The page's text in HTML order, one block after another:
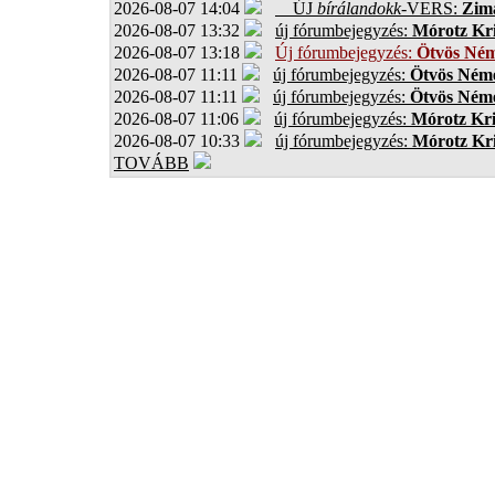
2026-08-07 14:04 ÚJ bírálandokk-VERS:
2026-08-07 13:32
új fórumbejegyzés: Mórotz
2026-08-07 13:18
Új fórumbejegyzés: Ötvös
2026-08-07 11:11
új fórumbejegyzés: Ötvös
2026-08-07 11:11
új fórumbejegyzés: Ötvös
2026-08-07 11:06
új fórumbejegyzés: Mórotz
2026-08-07 10:33
új fórumbejegyzés: Mórotz
TOVÁBB